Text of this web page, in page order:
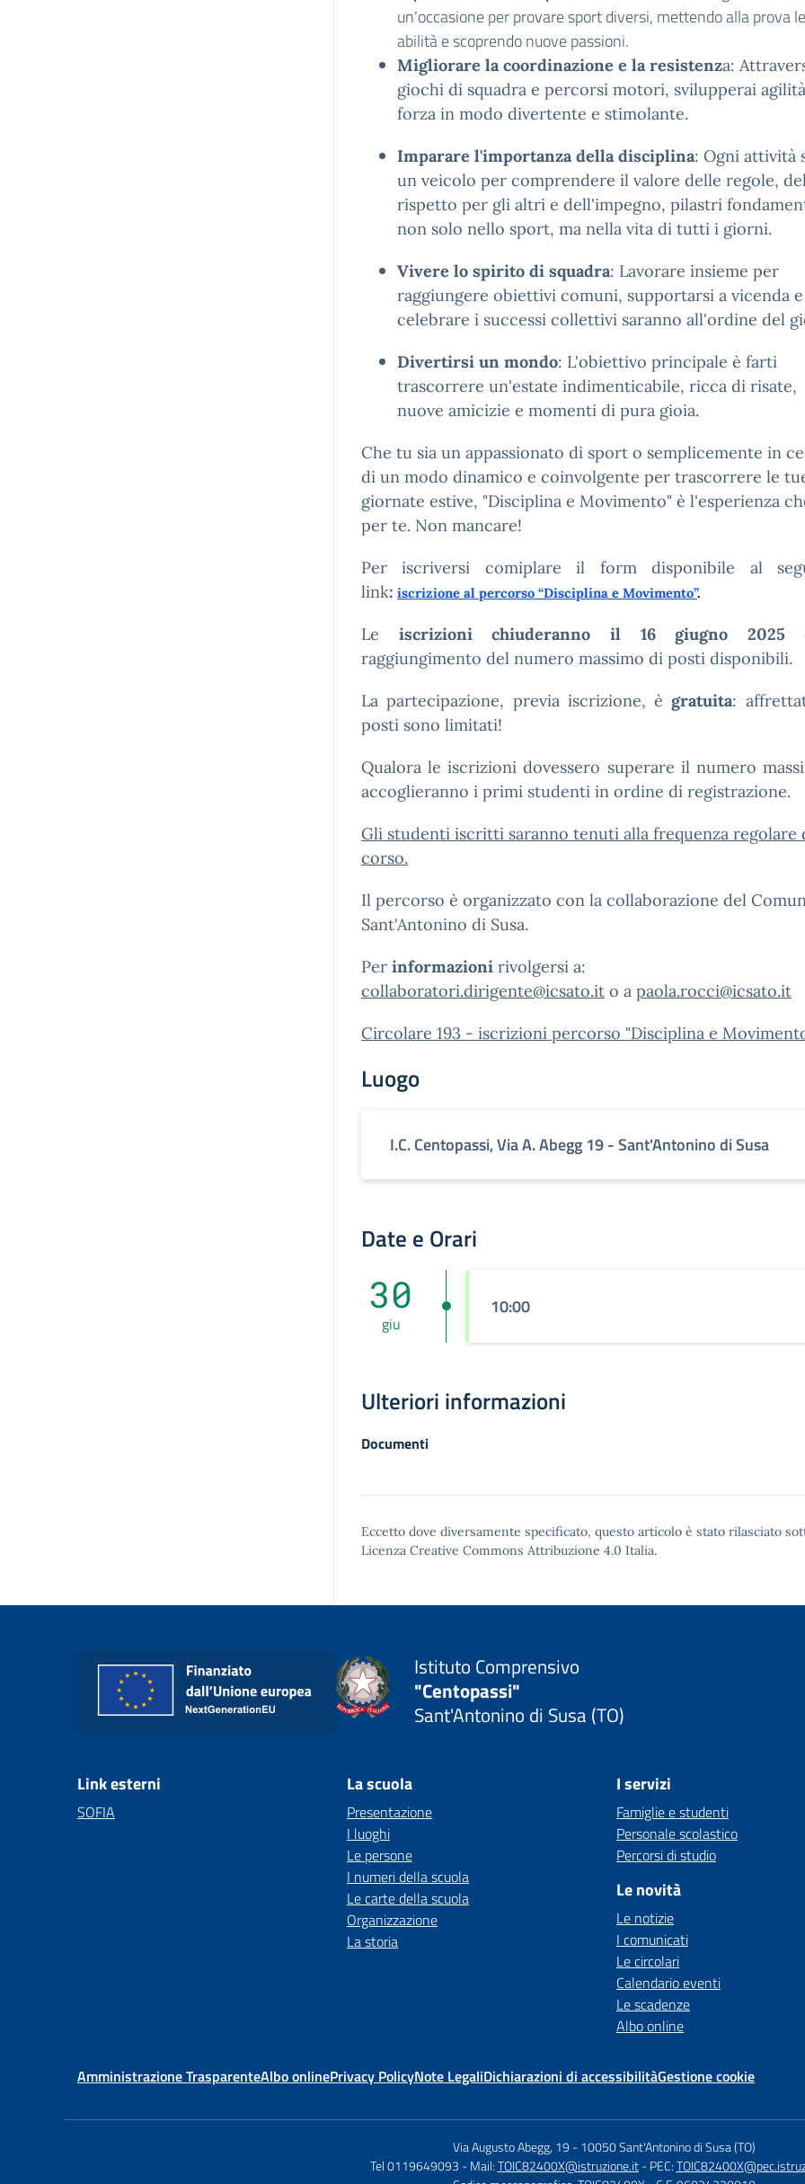
un'occasione per provare sport diversi, mettendo alla prova
abilità e scoprendo nuove passioni.
Migliorare la coordinazione e la resistenza:
giochi di squadra e percorsi motori, svilupperai
forza in modo divertente e stimolante.
Imparare l'importanza della disciplina: Ogni attività
un veicolo per comprendere il valore delle regole,
rispetto per gli altri e dell'impegno, pilastri
non solo nello sport, ma nella vita di tutti i giorni.
Vivere lo spirito di squadra: Lavorare insieme per
raggiungere obiettivi comuni, supportarsi a vicenda e
celebrare i successi collettivi saranno all'ordine del
Divertirsi un mondo: L'obiettivo principale è farti
trascorrere un'estate indimenticabile, ricca di risate,
nuove amicizie e momenti di pura gioia.
Che tu sia un appassionato di sport o semplicemente in
di un modo dinamico e coinvolgente per trascorrere le
giornate estive, "Disciplina e Movimento" è l'esperienza
per te. Non mancare!
Per iscriversi comiplare il form disponibile al
link: iscrizione al percorso “Disciplina e Movimento”.
Le iscrizioni chiuderanno il 16 giugno 2025
raggiungimento del numero massimo di posti disponibili.
La partecipazione, previa iscrizione, è gratuita:
posti sono limitati!
Qualora le iscrizioni dovessero superare il numero
accoglieranno i primi studenti in ordine di registrazione.
Gli studenti iscritti saranno tenuti alla frequenza regolare
corso.
Il percorso è organizzato con la collaborazione del
Sant'Antonino di Susa.
Per informazioni rivolgersi a:
collaboratori.dirigente@icsato.it o a paola.rocci@icsato.it
Circolare 193 - iscrizioni percorso "Disciplina e
Luogo
I.C. Centopassi, Via A. Abegg 19 - Sant'Antonino di Susa
Date e Orari
30
giu
10:00
Ulteriori informazioni
Documenti
Eccetto dove diversamente specificato, questo articolo è stato rilasciato
Licenza Creative Commons Attribuzione 4.0 Italia.
Istituto Comprensivo
"Centopassi"
Sant'Antonino di Susa (TO)
Link esterni
SOFIA
La scuola
Presentazione
I luoghi
Le persone
I numeri della scuola
Le carte della scuola
Organizzazione
La storia
I servizi
Famiglie e studenti
Personale scolastico
Percorsi di studio
Le novità
Le notizie
I comunicati
Le circolari
Calendario eventi
Le scadenze
Albo online
Amministrazione TrasparenteAlbo onlinePrivacy PolicyNote LegaliDichiarazioni di accessibilitàGestione cookie
Via Augusto Abegg, 19 -10050 Sant'Antonino di Susa (TO)
Tel 0119649093 - Mail:TOIC82400X@istruzione.it - PEC: